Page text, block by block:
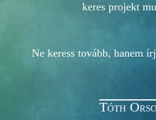
keres projekt
Ne keress tovább, hanem
Tóth